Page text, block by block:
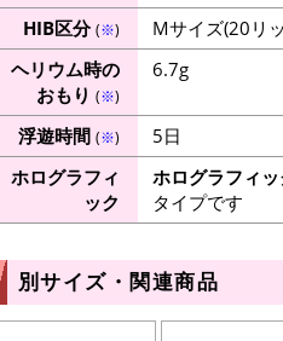
HIB区分(※)
Mサイズ(20リ
ヘリウム時の
おもり (※)
6.7g
浮遊時間 (※)
5日
ホログラフィ
ック
ホログラフィッ
タイプです
別サイズ・関連商品